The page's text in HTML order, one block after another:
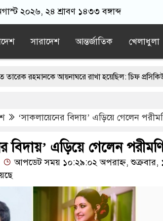
২০২৬, ২৪ শ্রাবণ ১৪৩৩ বঙ্গাব্দ
সারাদেশ আন্তর্জাতিক খেলাধুলা
আয়নাঘরে রাখা হয়েছিল: চিফ প্রসিকিউটর
থাকার কারণ জানালেন জামায়াত আমির
দায় ভারত সরকার এড়াতে পারে না: ডা. ইরান
দিয়ে সমাজে বিশৃঙ্খলা না ছড়ানোর আহ্বান জামায়াত
‘সাকলায়েনের বিদায়’ এড়িয়ে গেলেন
বিদায়’ এড়িয়ে গেলেন
আপডেট সময় ১০:২৯:০২ অপরাহ্ন,